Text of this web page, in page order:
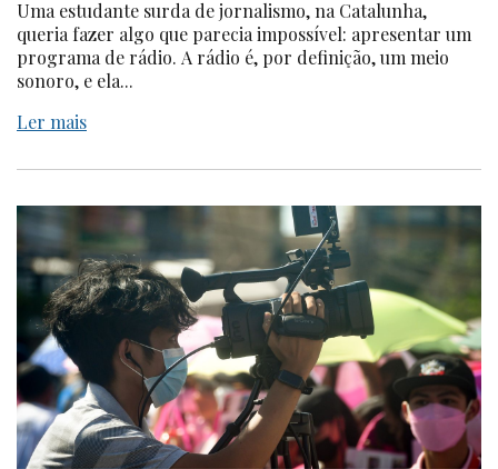
Uma estudante surda de jornalismo, na Catalunha,
queria fazer algo que parecia impossível: apresentar um
programa de rádio. A rádio é, por definição, um meio
sonoro, e ela...
Ler mais